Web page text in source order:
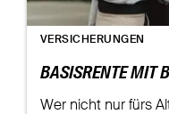
VERSICHERUNGEN
BASISRENTE MIT
Wer nicht nur fürs